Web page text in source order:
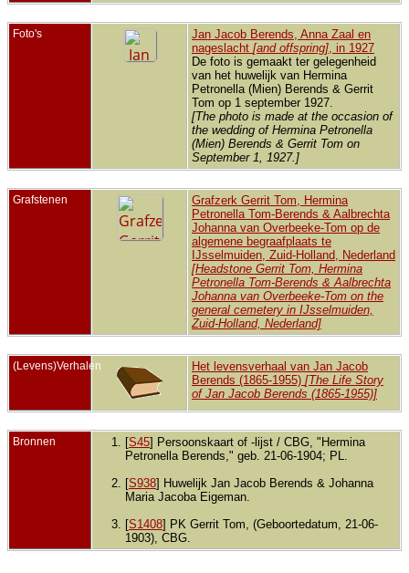
Foto's
Jan Jacob Berends, Anna Zaal en
nageslacht [and offspring], in 1927
De foto is gemaakt ter gelegenheid
van het huwelijk van Hermina
Petronella (Mien) Berends & Gerrit
Tom op 1 september 1927.
[The photo is made at the occasion of
the wedding of Hermina Petronella
(Mien) Berends & Gerrit Tom on
September 1, 1927.]
Grafstenen
Grafzerk Gerrit Tom, Hermina
Petronella Tom-Berends & Aalbrechta
Johanna van Overbeeke-Tom op de
algemene begraafplaats te
IJsselmuiden, Zuid-Holland, Nederland
[Headstone Gerrit Tom, Hermina
Petronella Tom-Berends & Aalbrechta
Johanna van Overbeeke-Tom on the
general cemetery in IJsselmuiden,
Zuid-Holland, Nederland]
(Levens)Verhalen
Het levensverhaal van Jan Jacob
Berends (1865-1955) [The Life Story
of Jan Jacob Berends (1865-1955)]
Bronnen [S45] Persoonskaart of -lijst / CBG, "Hermina
Petronella Berends," geb. 21-06-1904; PL.
[S938] Huwelijk Jan Jacob Berends & Johanna
Maria Jacoba Eigeman.
[S1408] PK Gerrit Tom, (Geboortedatum, 21-06-
1903), CBG.